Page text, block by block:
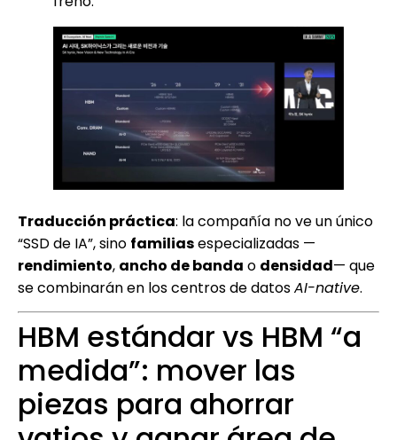
Traducción práctica: la compañía no ve un único
“SSD de IA”, sino familiasespecializadas —
rendimiento, ancho de banda o densidad— que
se combinarán en los centros de datosAI-native.
HBM estándar vs HBM “a
medida”: mover las
piezas para ahorrar